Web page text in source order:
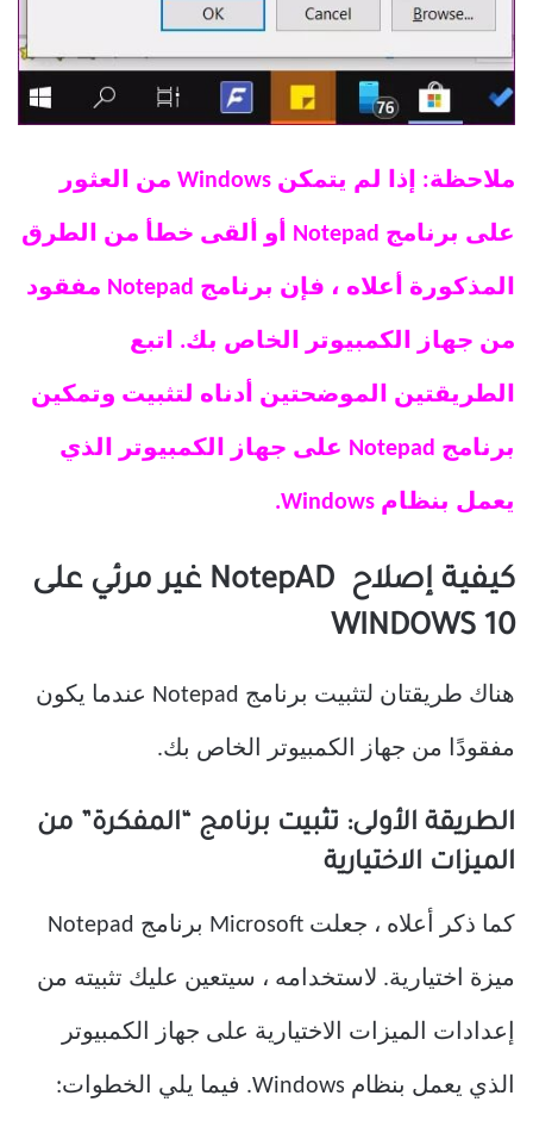
ملاحظة: إذا لم يتمكن Windows من العثور
على برنامج Notepad أو ألقى خطأ من الطرق
المذكورة أعلاه ، فإن برنامج Notepad مفقود
من جهاز الكمبيوتر الخاص بك. اتبع
الطريقتين الموضحتين أدناه لتثبيت وتمكين
برنامج Notepad على جهاز الكمبيوتر الذي
يعمل بنظام Windows.
كيفية إصلاح NotepAD غير مرئي على
WINDOWS 10
هناك طريقتان لتثبيت برنامج Notepad عندما يكون
مفقودًا من جهاز الكمبيوتر الخاص بك.
الطريقة الأولى: تثبيت برنامج “المفكرة” من
الميزات الاختيارية
كما ذكر أعلاه ، جعلت Microsoft برنامج Notepad
ميزة اختيارية. لاستخدامه ، سيتعين عليك تثبيته من
إعدادات الميزات الاختيارية على جهاز الكمبيوتر
الذي يعمل بنظام Windows. فيما يلي الخطوات: